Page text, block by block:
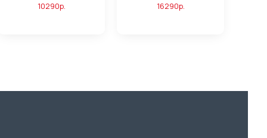
10290р. 16290р.